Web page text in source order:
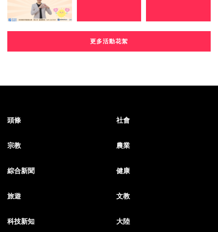
更多活動花絮
頭條 社會
宗教 農業
綜合新聞 健康
旅遊 文教
科技新知 大陸